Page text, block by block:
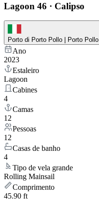
Lagoon 46 · Calipso
Porto di Porto Pollo | Porto Pollo
Ano
2023
Estaleiro
Lagoon
Cabines
4
Camas
12
Pessoas
12
Casas de banho
4
Tipo de vela grande
Rolling Mainsail
Comprimento
45.90 ft